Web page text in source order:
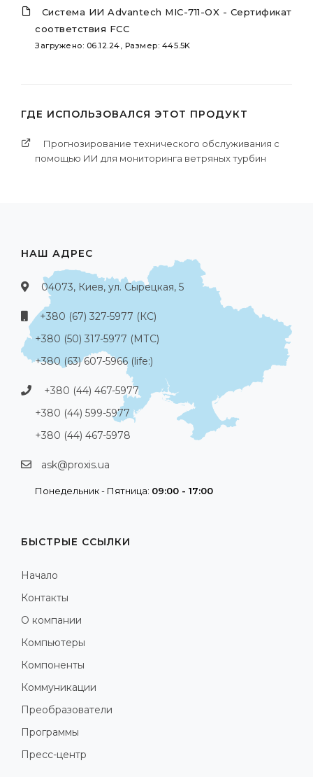
Система ИИ Advantech MIC-711-OX - Сертификат
соответствия FCC
Загружено: 06.12.24, Размер: 445.5K
ГДЕ ИСПОЛЬЗОВАЛСЯ ЭТОТ ПРОДУКТ
Прогнозирование технического обслуживания с
помощью ИИ для мониторинга ветряных турбин
НАШ АДРЕС
04073, Киев, ул. Сырецкая, 5
+380 (67) 327-5977 (КС)
+380 (50) 317-5977 (МТС)
+380 (63) 607-5966 (life:)
+380 (44) 467-5977
+380 (44) 599-5977
+380 (44) 467-5978
ask@proxis.ua
Понедельник - Пятница: 09:00 - 17:00
БЫСТРЫЕ ССЫЛКИ
Начало
Контакты
О компании
Компьютеры
Компоненты
Коммуникации
Преобразователи
Программы
Пресс-центр